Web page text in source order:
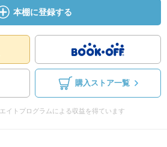
本棚に登録する
購入ストア一覧
イトプログラムによる収益を得ています